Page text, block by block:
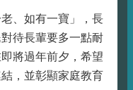
、如有一寶」，長
待長輩要多一點耐
將過年前夕，希望
，並彰顯家庭教育